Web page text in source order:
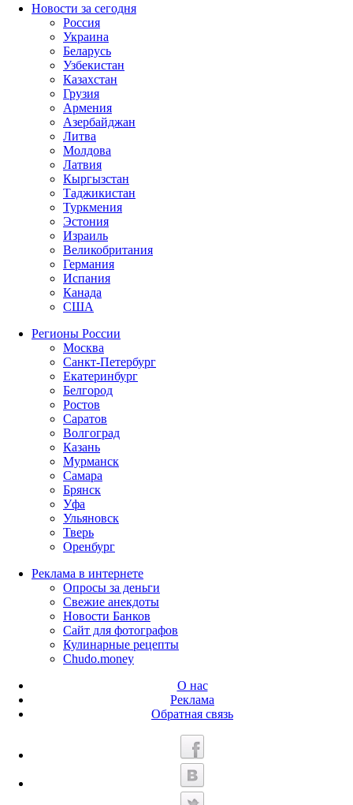
Новости за сегодня
Россия
Украина
Беларусь
Узбекистан
Казахстан
Грузия
Армения
Азербайджан
Литва
Молдова
Латвия
Кыргызстан
Таджикистан
Туркмения
Эстония
Израиль
Великобритания
Германия
Испания
Канада
США
Регионы России
Москва
Санкт-Петербург
Екатеринбург
Белгород
Ростов
Саратов
Волгоград
Казань
Мурманск
Самара
Брянск
Уфа
Ульяновск
Тверь
Оренбург
Реклама в интернете
Опросы за деньги
Свежие анекдоты
Новости Банков
Сайт для фотографов
Кулинарные рецепты
Chudo.money
О нас
Реклама
Обратная связь